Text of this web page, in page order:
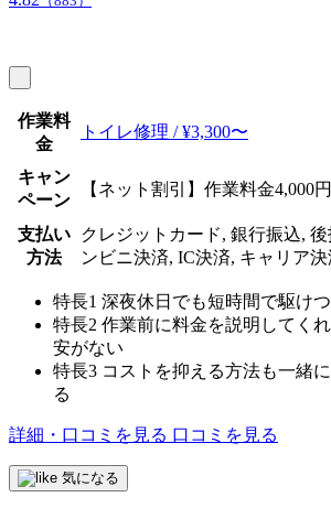
作業料
金
トイレ修理 / ¥3,300〜
キャン
ペーン
【ネット割引】作業料金4,000円
支払い
方法
クレジットカード, 銀行振込,
ンビニ決済, IC決済, キャリア決
特長1 深夜休日でも短時間で駆け
特長2 作業前に料金を説明してく
安がない
特長3 コストを抑える方法も一緒
る
詳細・口コミを見る 口コミを見る
気になる